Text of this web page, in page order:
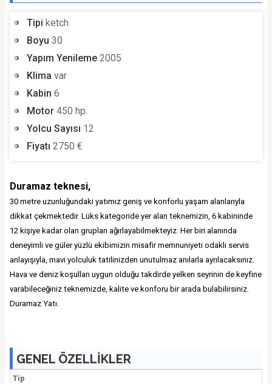
Tipi ketch
Boyu 30
Yapım Yenileme 2005
Klima var
Kabin 6
Motor 450 hp.
Yolcu Sayısı 12
Fiyatı 2750 €
Duramaz teknesi,
30 metre uzunluğundaki yatımız geniş ve konforlu yaşam alanlarıyla
dikkat çekmektedir. Lüks kategoride yer alan teknemizin, 6 kabininde
12 kişiye kadar olan grupları ağırlayabilmekteyiz. Her biri alanında
deneyimli ve güler yüzlü ekibimizin misafir memnuniyeti odaklı servis
anlayışıyla, mavi yolculuk tatilinizden unutulmaz anılarla ayrılacaksınız.
Hava ve deniz koşulları uygun olduğu takdirde yelken seyrinin de keyfine
varabileceğiniz teknemizde, kalite ve konforu bir arada bulabilirsiniz.
Duramaz Yatı.
GENEL ÖZELLİKLER
Tip